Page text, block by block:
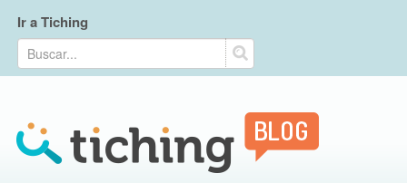
Ir a Tiching